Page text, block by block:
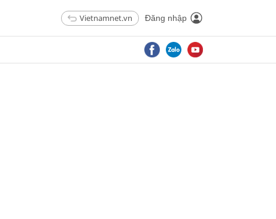
Vietnamnet.vn Đăng nhập